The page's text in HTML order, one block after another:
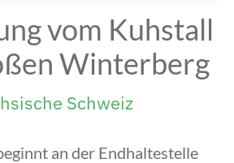
vom Kuhstall
Winterberg
Schweiz
an der Endhaltestelle